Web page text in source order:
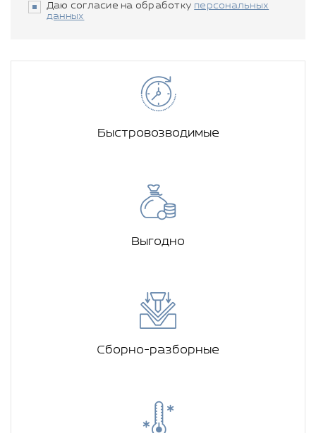
Даю согласие на обработку персональных
данных
Быстровозводимые
Выгодно
Сборно-разборные